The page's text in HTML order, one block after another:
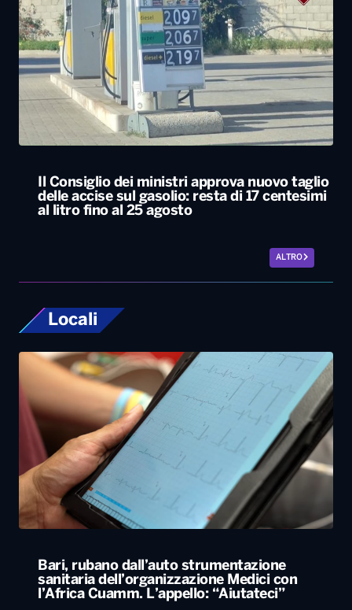
Il Consiglio dei ministri approva nuovo taglio
delle accise sul gasolio: resta di 17 centesimi
al litro fino al 25 agosto
ALTRO
Locali
Bari, rubano dall’auto strumentazione
sanitaria dell’organizzazione Medici con
l’Africa Cuamm. L’appello: “Aiutateci”